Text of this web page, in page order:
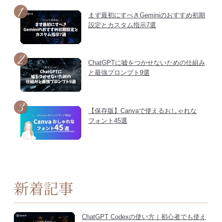
まず最初にすべきGeminiのおすすめ初期
設定とカスタム指示7選
ChatGPTに嘘をつかせないための仕組み
と最強プロンプト9選
【保存版】Canvaで使えるおしゃれな
フォント45選
新着記事
ChatGPT Codexの使い方｜初心者でも使え